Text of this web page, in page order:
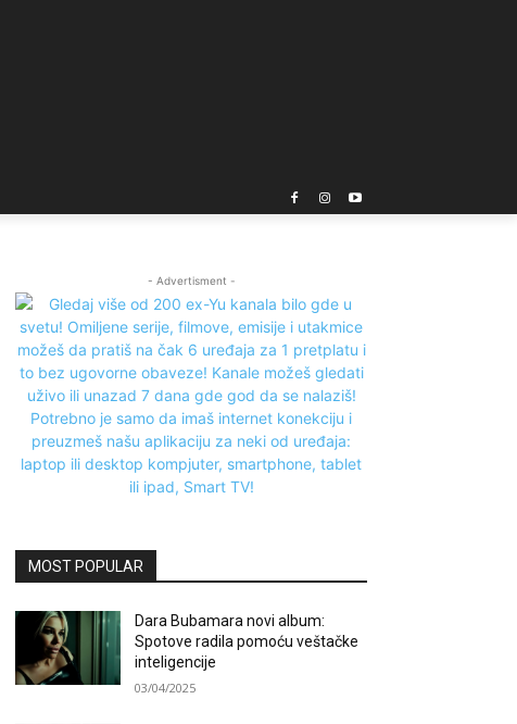
- Advertisment -
MOST POPULAR
Dara Bubamara novi album:
Spotove radila pomoću veštačke
inteligencije
03/04/2025